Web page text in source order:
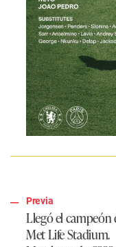
Previa
Llegó el campeón
Met Life Stadium.